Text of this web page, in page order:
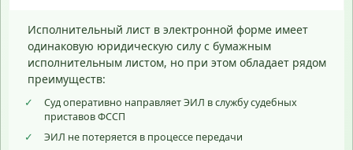
Исполнительный лист в электронной форме имеет
одинаковую юридическую силу с бумажным
исполнительным листом, но при этом обладает рядом
преимуществ:
✓
Суд оперативно направляет ЭИЛ в службу судебных
приставов ФССП
✓
ЭИЛ не потеряется в процессе передачи